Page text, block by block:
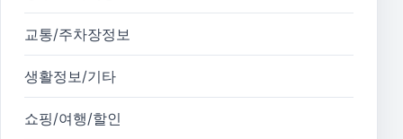
교통/주차장정보
생활정보/기타
쇼핑/여행/할인